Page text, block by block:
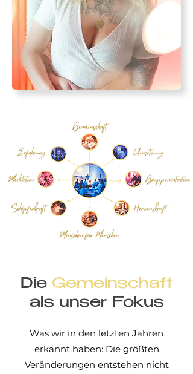
Die Gemeinschaft
als unser Fokus
Was wir in den letzten Jahren
erkannt haben: Die größten
Veränderungen entstehen nicht